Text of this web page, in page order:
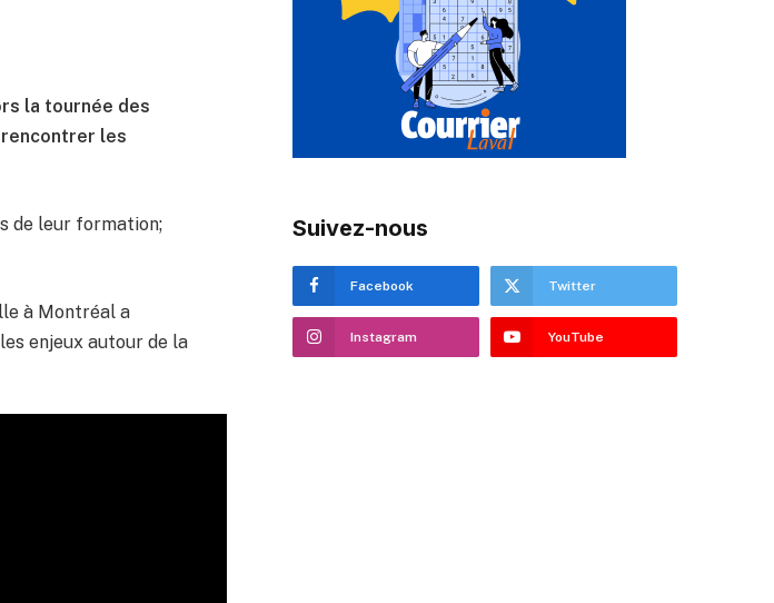
la tournée des
rencontrer les
de leur formation;
à Montréal a
enjeux autour de la
Suivez-nous
Facebook Twitter
Instagram YouTube